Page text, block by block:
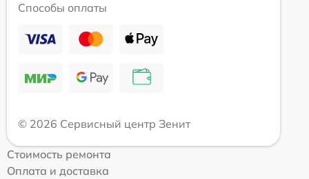
Способы оплаты
© 2026 Сервисный центр Зенит
Стоимость ремонта
Оплата и доставка